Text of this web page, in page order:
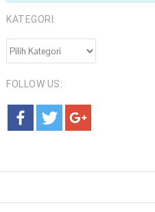
KATEGORI:
KATEGORI:
FOLLOW US: